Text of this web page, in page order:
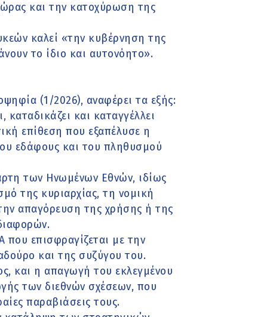
και την κατοχύρωση της
καλεί «την κυβέρνηση της
το ίδιο και αυτονόητο».
(1/2026), αναφέρει τα εξής:
και καταγγέλλει
επίθεση που εξαπέλυσε η
εδάφους και του πληθυσμού
των Ηνωμένων Εθνών, ιδίως
της κυριαρχίας, τη νομική
απαγόρευση της χρήσης ή της
επισφραγίζεται με την
και της συζύγου του.
και η απαγωγή του εκλεγμένου
των διεθνών σχέσεων, που
παραβιάσεις τους.